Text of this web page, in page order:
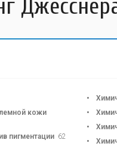
кожи
пигментации 62